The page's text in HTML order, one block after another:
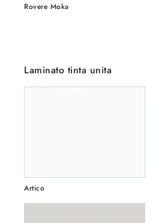
Rovere Moka
Laminato tinta unita
Artico